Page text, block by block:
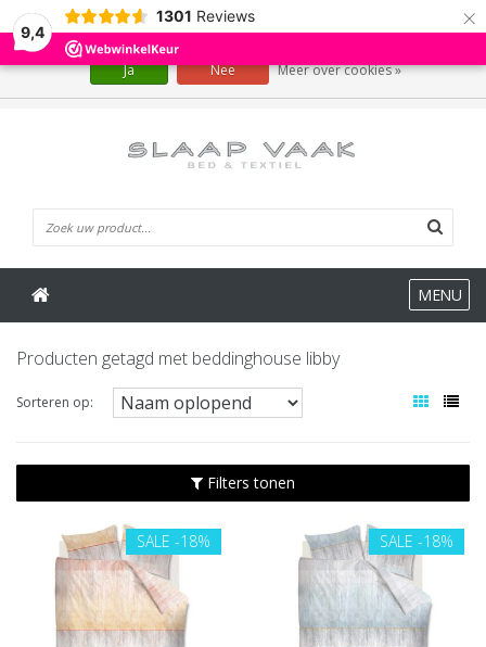
9,4
1301 Reviews ×
MENU
Producten getagd met beddinghouse libby
Sorteren op:
Filters tonen
SALE -18% SALE -18%
Wij slaan cookies op om onze website te verbeteren. Is dat akkoord?
Ja Nee Meer over cookies »